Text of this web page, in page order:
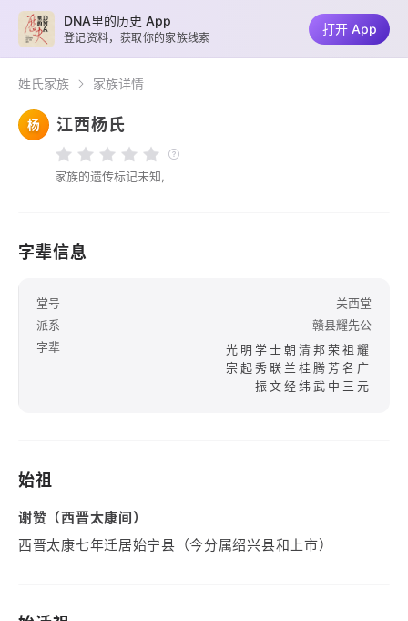
姓氏家族 家族详情
杨 江西杨氏
家族的遗传标记未知,
字辈信息
堂号
关西堂
派系
赣县耀先公
字辈
光明学士朝清邦荣祖耀
宗起秀联兰桂腾芳名广
振文经纬武中三元
始祖
谢赞（西晋太康间）
西晋太康七年迁居始宁县（今分属绍兴县和上市）
DNA里的历史 App
登记资料，获取你的家族线索
打开 App